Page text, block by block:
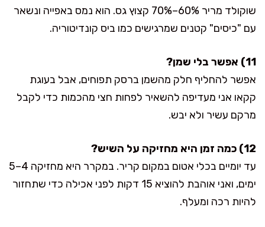
שוקולד מריר 60%–70% קצוץ גס. הוא נמס באפייה ונשאר
עם "כיסים" קטנים שמרגישים כמו ביס קונדיטוריה.
11) אפשר בלי שמן?
אפשר להחליף חלק מהשמן ברסק תפוחים, אבל בעוגת
קקאו אני מעדיפה להשאיר לפחות חצי מהכמות כדי לקבל
מרקם עשיר ולא יבש.
12) כמה זמן היא מחזיקה על השיש?
עד יומיים בכלי אטום במקום קריר. במקרר היא מחזיקה 4–5
ימים, ואני אוהבת להוציא 15 דקות לפני אכילה כדי שתחזור
להיות רכה ומעלף.